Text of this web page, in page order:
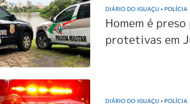
DIÁRIO DO IGUAÇU• POLÍCIA
Homem é
protetivas em
DIÁRIO DO IGUAÇU• POLÍCIA